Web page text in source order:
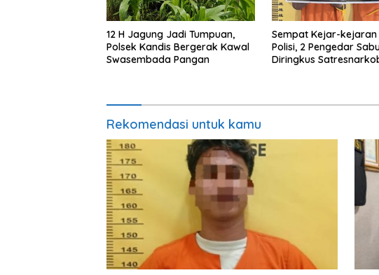
12 H Jagung Jadi Tumpuan,
Polsek Kandis Bergerak Kawal
Swasembada Pangan
Sempat Kejar-kejaran
Polisi, 2 Pengedar
Diringkus
Rekomendasi untuk kamu